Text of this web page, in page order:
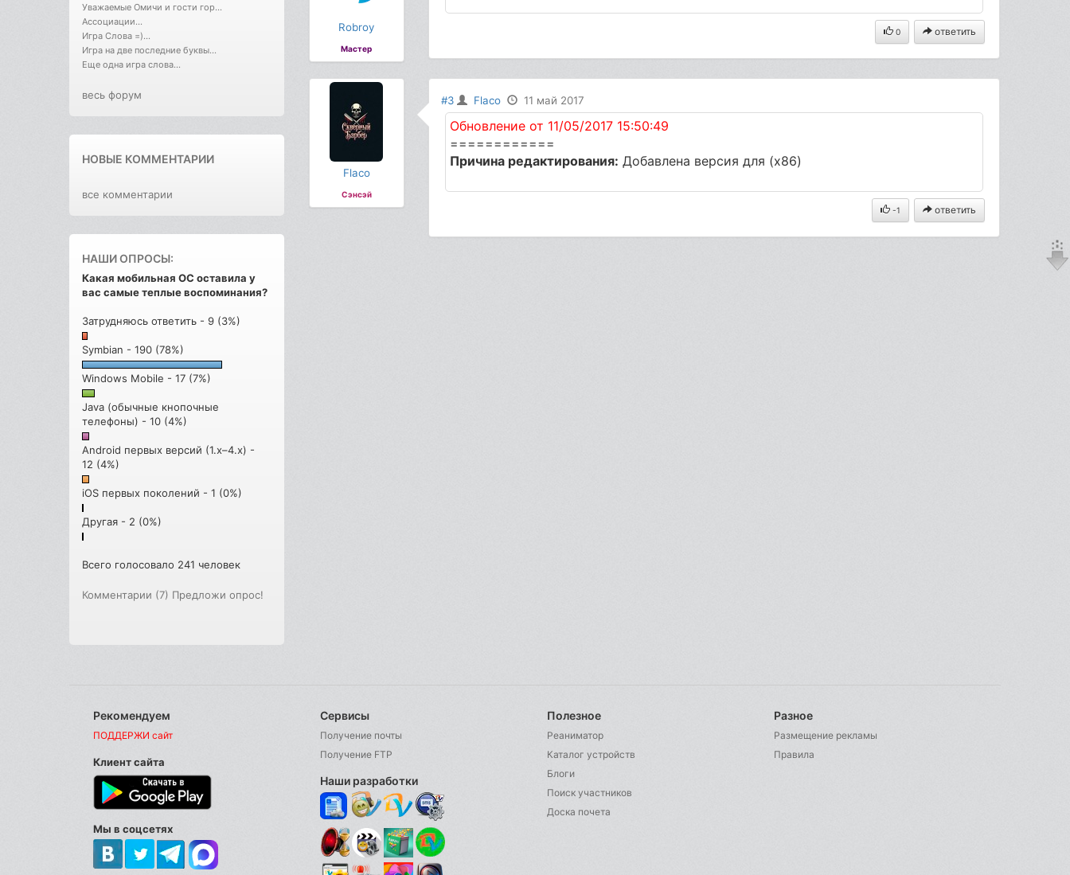
Уважаемые Омичи и гости гор...
Ассоциации...
Игра Слова =)...
Игра на две последние буквы...
Еще одна игра слова...
весь форум
НОВЫЕ КОММЕНТАРИИ
все комментарии
НАШИ ОПРОСЫ:
Какая мобильная ОС оставила у
вас самые теплые воспоминания?
Затрудняюсь ответить - 9 (3%)
Symbian - 190 (78%)
Windows Mobile - 17 (7%)
Java (обычные кнопочные
телефоны) - 10 (4%)
Android первых версий (1.x–4.x) -
12 (4%)
iOS первых поколений - 1 (0%)
Другая - 2 (0%)
Всего голосовало 241 человек
Комментарии (7) Предложи опрос!
Robroy
Мастер
0 ответить
Flaco
Сэнсэй
#3 Flaco 11 май 2017
Обновление от 11/05/2017 15:50:49
============
Причина редактирования: Добавлена версия для (x86)
-1 ответить
Рекомендуем
ПОДДЕРЖИ сайт
Клиент сайта
Мы в соцсетях
Сервисы
Получение почты
Получение FTP
Наши разработки
Полезное
Реаниматор
Каталог устройств
Блоги
Поиск участников
Доска почета
Разное
Размещение рекламы
Правила